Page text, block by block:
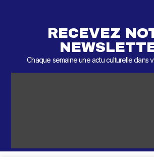
RECEVEZ
Chaque semaine une actu culturelle dans